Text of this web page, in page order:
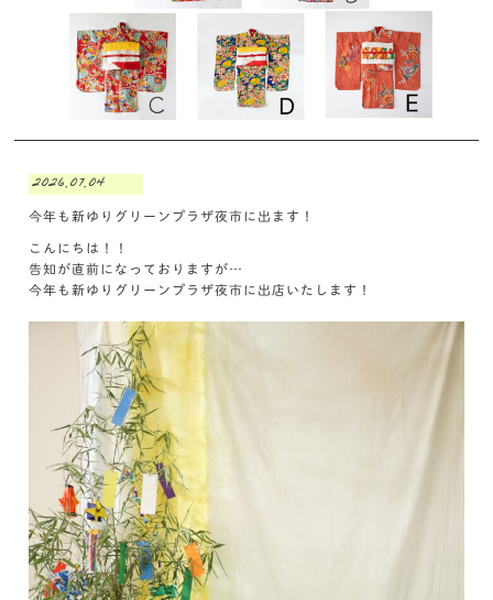
2026.07.04
今年も新ゆりグリーンプラザ夜市に出ます！
こんにちは！！
告知が直前になっておりますが…
今年も新ゆりグリーンプラザ夜市に出店いたします！